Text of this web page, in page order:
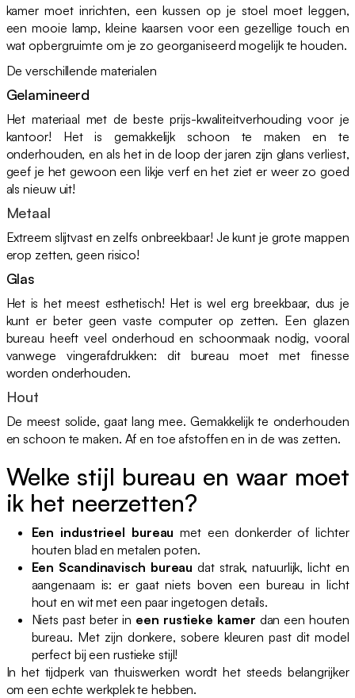
kamer moet inrichten, een kussen op je stoel moet leggen,
een mooie lamp, kleine kaarsen voor een gezellige touch en
wat opbergruimte om je zo georganiseerd mogelijk te houden.
De verschillende materialen
Gelamineerd
Het materiaal met de beste prijs-kwaliteitverhouding voor je
kantoor! Het is gemakkelijk schoon te maken en te
onderhouden, en als het in de loop der jaren zijn glans verliest,
geef je het gewoon een likje verf en het ziet er weer zo goed
als nieuw uit!
Metaal
Extreem slijtvast en zelfs onbreekbaar! Je kunt je grote mappen
erop zetten, geen risico!
Glas
Het is het meest esthetisch! Het is wel erg breekbaar, dus je
kunt er beter geen vaste computer op zetten. Een glazen
bureau heeft veel onderhoud en schoonmaak nodig, vooral
vanwege vingerafdrukken: dit bureau moet met finesse
worden onderhouden.
Hout
De meest solide, gaat lang mee. Gemakkelijk te onderhouden
en schoon te maken. Af en toe afstoffen en in de was zetten.
Welke stijl bureau en waar moet
ik het neerzetten?
Een industrieel bureau met een donkerder of lichter
houten blad en metalen poten.
Een Scandinavisch bureau dat strak, natuurlijk, licht en
aangenaam is: er gaat niets boven een bureau in licht
hout en wit met een paar ingetogen details.
Niets past beter in een rustieke kamer dan een houten
bureau. Met zijn donkere, sobere kleuren past dit model
perfect bij een rustieke stijl!
In het tijdperk van thuiswerken wordt het steeds belangrijker
om een echte werkplek te hebben.